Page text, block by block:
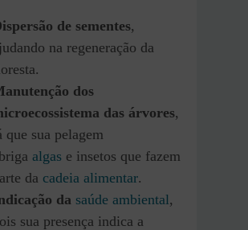
de sementes,
na regeneração da
dos
das árvores,
que sua pelagem
algas e insetos que fazem
da cadeia alimentar.
da saúde ambiental,
sua presença indica a